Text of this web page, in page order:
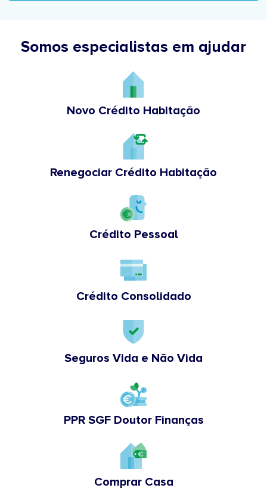
Somos especialistas em ajudar
Novo Crédito Habitação
Renegociar Crédito Habitação
Crédito Pessoal
Crédito Consolidado
Seguros Vida e Não Vida
PPR SGF Doutor Finanças
Comprar Casa